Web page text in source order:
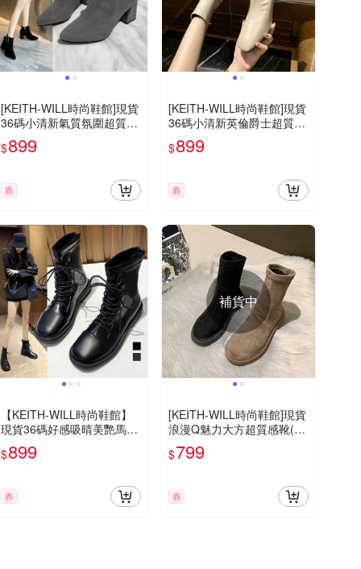
[KEITH-WILL時尚鞋館]現貨
36碼小清新氣質氛圍超質感
靴(踝靴 靴子 休閒鞋 馬丁靴
短靴)
$899
券
[KEITH-WILL時尚鞋館]現貨
36碼小清新英倫爵士超質感
靴(踝靴 靴子 休閒鞋 馬丁靴
短靴)
$899
券
【KEITH-WILL時尚鞋館】
現貨36碼好感吸晴美艷馬丁
靴
$899
券
補貨中
[KEITH-WILL時尚鞋館]現貨
浪漫Q魅力大方超質感靴(踝
靴 靴子 休閒鞋 馬丁靴 短
靴)
$799
券